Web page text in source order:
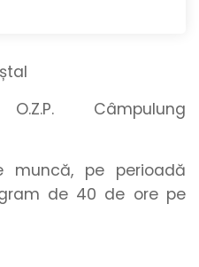
Câmpulung
muncă, pe perioadă
de 40 de ore pe